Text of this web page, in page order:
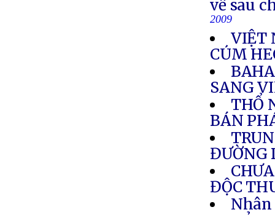
về sau
2009
VIỆT
CÚM
SANG
THỔ
BÁN
ĐƯỜNG
ĐỘC
Nhân